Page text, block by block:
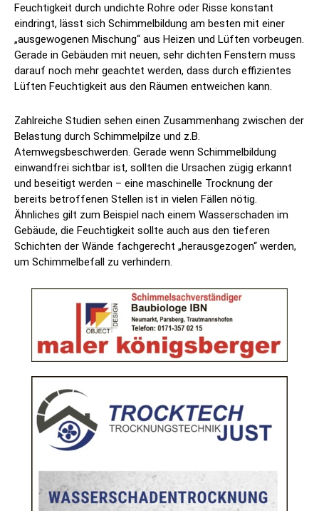
Feuchtigkeit durch undichte Rohre oder Risse konstant
eindringt, lässt sich Schimmelbildung am besten mit einer
„ausgewogenen Mischung“ aus Heizen und Lüften vorbeugen.
Gerade in Gebäuden mit neuen, sehr dichten Fenstern muss
darauf noch mehr geachtet werden, dass durch effizientes
Lüften Feuchtigkeit aus den Räumen entweichen kann.
Zahlreiche Studien sehen einen Zusammenhang zwischen der
Belastung durch Schimmelpilze und z.B.
Atemwegsbeschwerden. Gerade wenn Schimmelbildung
einwandfrei sichtbar ist, sollten die Ursachen zügig erkannt
und beseitigt werden – eine maschinelle Trocknung der
bereits betroffenen Stellen ist in vielen Fällen nötig.
Ähnliches gilt zum Beispiel nach einem Wasserschaden im
Gebäude, die Feuchtigkeit sollte auch aus den tieferen
Schichten der Wände fachgerecht „herausgezogen“ werden,
um Schimmelbefall zu verhindern.